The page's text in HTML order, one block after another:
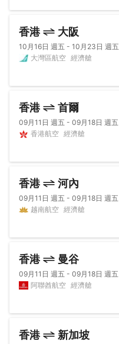
香港 大阪
10月16日 週五 - 10月23日 週五
大灣區航空 經濟艙
香港 首爾
09月11日 週五 - 09月18日 週五
香港航空 經濟艙
香港 河內
09月11日 週五 - 09月18日 週五
越南航空 經濟艙
香港 曼谷
09月11日 週五 - 09月18日 週五
阿聯酋航空 經濟艙
香港 新加坡